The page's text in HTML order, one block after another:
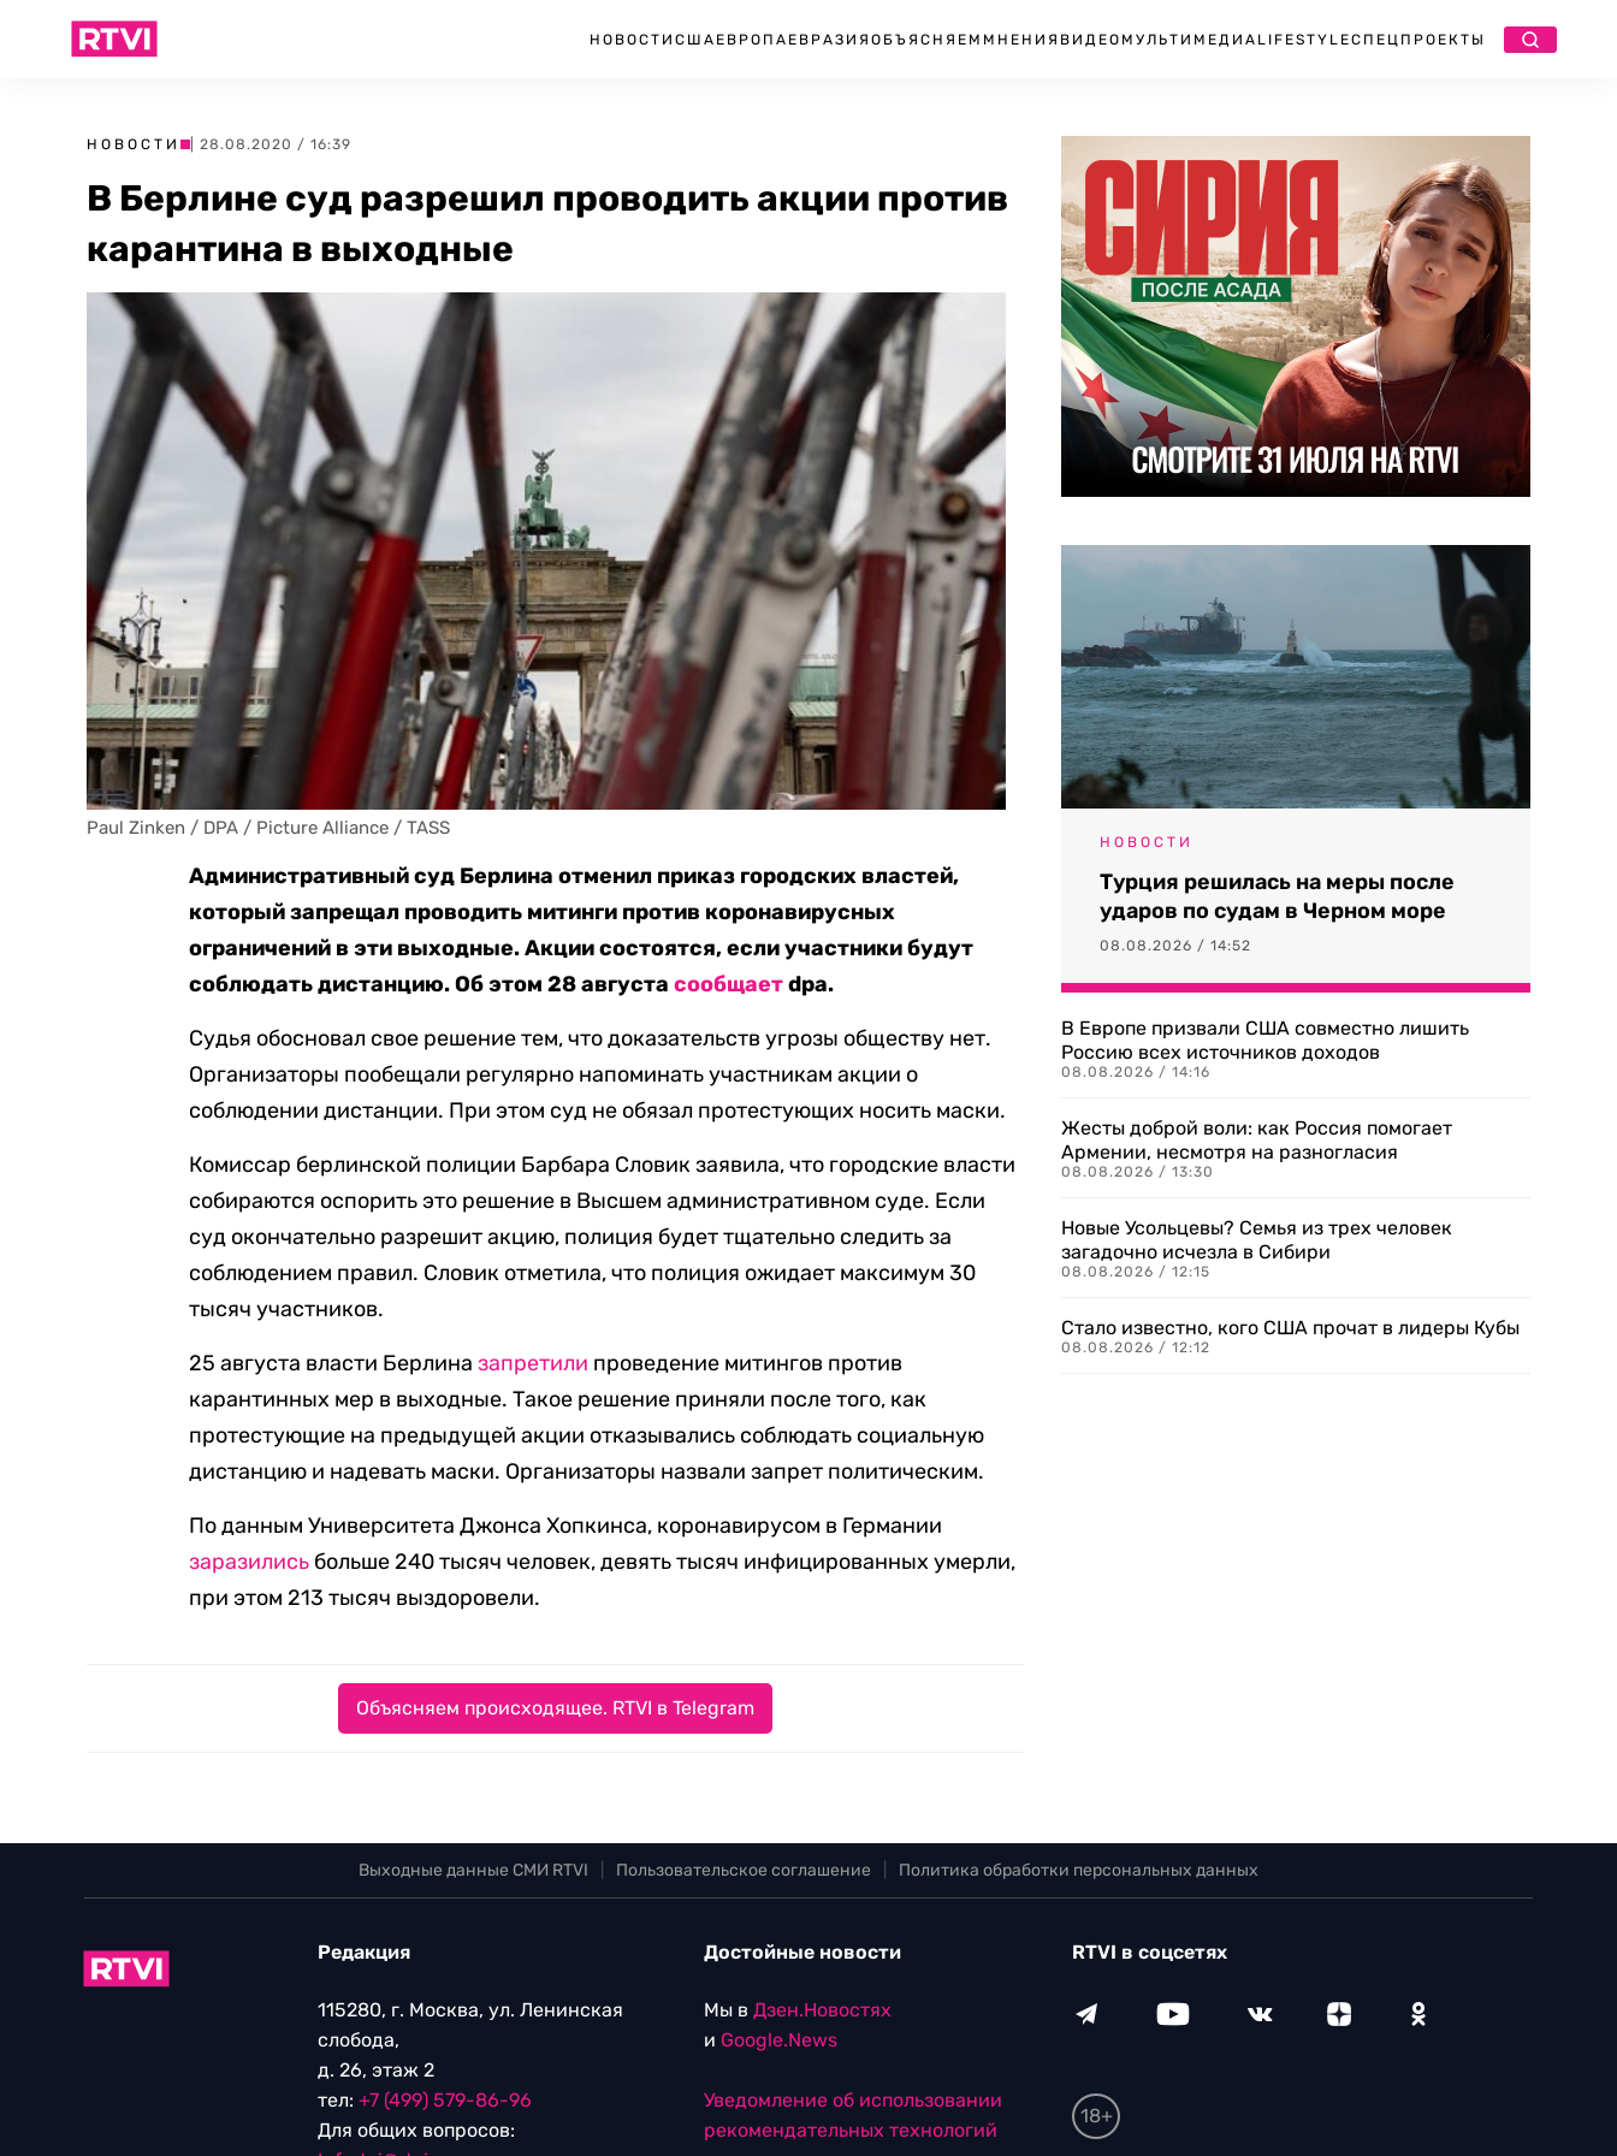
НОВОСТИ США ЕВРОПА ЕВРАЗИЯ ОБЪЯСНЯЕМ МНЕНИЯ ВИДЕО МУЛЬТИМЕДИА LIFESTYLEСПЕЦПРОЕКТЫ
НОВОСТИ | 28.08.2020 / 16:39
В Берлине суд разрешил проводить акции против
карантина в выходные
Paul Zinken / DPA / Picture Alliance / TASS
Административный суд Берлина отменил приказ городских властей,
который запрещал проводить митинги против коронавирусных
ограничений в эти выходные. Акции состоятся, если участники будут
соблюдать дистанцию. Об этом 28 августасообщаетdpa.
Судья обосновал свое решение тем, что доказательств угрозы обществу нет.
Организаторы пообещали регулярно напоминать участникам акции о
соблюдении дистанции. При этом суд не обязал протестующих носить маски.
Комиссар берлинской полиции Барбара Словик заявила, что городские власти
собираются оспорить это решение в Высшем административном суде. Если
суд окончательно разрешит акцию, полиция будет тщательно следить за
соблюдением правил. Словик отметила, что полиция ожидает максимум 30
тысяч участников.
25 августа власти Берлиназапретили проведение митингов против
карантинных мер в выходные. Такое решение приняли после того, как
протестующие на предыдущей акции отказывались соблюдать социальную
дистанцию и надевать маски. Организаторы назвали запрет политическим.
По данным Университета Джонса Хопкинса, коронавирусом в Германии
заразились больше 240 тысяч человек, девять тысяч инфицированных умерли,
при этом 213 тысяч выздоровели.
Объясняем происходящее. RTVI в Telegram
НОВОСТИ
Турция решилась на меры после
ударов по судам в Черном море
08.08.2026 / 14:52
В Европе призвали США совместно лишить
Россию всех источников доходов
08.08.2026 / 14:16
Жесты доброй воли: как Россия помогает
Армении, несмотря на разногласия
08.08.2026 / 13:30
Новые Усольцевы? Семья из трех человек
загадочно исчезла в Сибири
08.08.2026 / 12:15
Стало известно, кого США прочат в лидеры Кубы
08.08.2026 / 12:12
Выходные данные СМИ RTVI Пользовательское соглашение Политика обработки персональных данных
Редакция
115280, г. Москва, ул. Ленинская
слобода,
д. 26, этаж 2
тел: +7 (499) 579-86-96
Для общих вопросов:
Достойные новости
Мы в Дзен.Новостях
и Google.News
Уведомление об использовании
рекомендательных технологий
RTVI в соцсетях
18+